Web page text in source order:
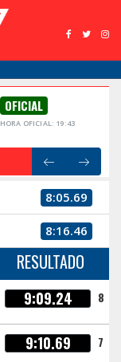
OFICIAL
HORA OFICIAL: 19:43
8:05.69
8:16.46
RESULTADO
9:09.24 8
9:10.69 7